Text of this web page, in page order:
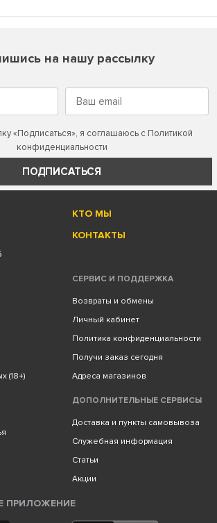
на нашу рассылку
«Подписаться», я соглашаюсь с Политикой
конфиденциальности
ПОДПИСАТЬСЯ
КТО МЫ
КОНТАКТЫ
(18+)
СЕРВИС И ПОДДЕРЖКА
Возвраты и обмены
Личный кабинет
Политика конфиденциальности
Получи заказ сегодня
Адреса магазинов
ДОПОЛНИТЕЛЬНЫЕ СЕРВИСЫ
Доставка и пункты самовывоза
Служебная информация
Статьи
Акции
ПРИЛОЖЕНИЕ